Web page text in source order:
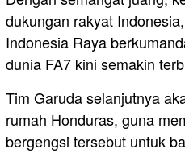
dukungan rakyat
Indonesia Raya
dunia FA7 kini semakin
Tim Garuda selanjutnya
rumah Honduras, guna
bergengsi tersebut untuk